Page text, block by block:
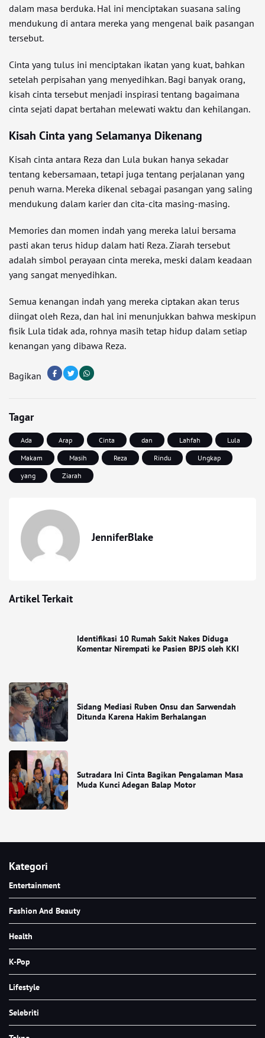
dalam masa berduka. Hal ini menciptakan suasana saling
mendukung di antara mereka yang mengenal baik pasangan
tersebut.
Cinta yang tulus ini menciptakan ikatan yang kuat, bahkan
setelah perpisahan yang menyedihkan. Bagi banyak orang,
kisah cinta tersebut menjadi inspirasi tentang bagaimana
cinta sejati dapat bertahan melewati waktu dan kehilangan.
Kisah Cinta yang Selamanya Dikenang
Kisah cinta antara Reza dan Lula bukan hanya sekadar
tentang kebersamaan, tetapi juga tentang perjalanan yang
penuh warna. Mereka dikenal sebagai pasangan yang saling
mendukung dalam karier dan cita-cita masing-masing.
Memories dan momen indah yang mereka lalui bersama
pasti akan terus hidup dalam hati Reza. Ziarah tersebut
adalah simbol perayaan cinta mereka, meski dalam keadaan
yang sangat menyedihkan.
Semua kenangan indah yang mereka ciptakan akan terus
diingat oleh Reza, dan hal ini menunjukkan bahwa meskipun
fisik Lula tidak ada, rohnya masih tetap hidup dalam setiap
kenangan yang dibawa Reza.
Bagikan
Tagar
Ada Arap Cinta dan Lahfah
Lula
Makam
Masih Reza Rindu
Ungkap
yang
Ziarah
JenniferBlake
Artikel Terkait
Identifikasi 10 Rumah Sakit Nakes Diduga
Komentar Nirempati ke Pasien BPJS oleh KKI
Sidang Mediasi Ruben Onsu dan Sarwendah
Ditunda Karena Hakim Berhalangan
Sutradara Ini Cinta Bagikan Pengalaman Masa
Muda Kunci Adegan Balap Motor
Kategori
Entertainment
Fashion And Beauty
Health
K-Pop
Lifestyle
Selebriti